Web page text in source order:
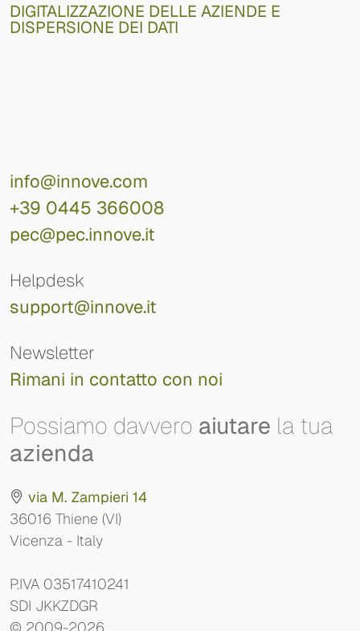
DIGITALIZZAZIONE DELLE AZIENDE E
DISPERSIONE DEI DATI
info@innove.com
+39 0445 366008
pec@pec.innove.it
Helpdesk
support@innove.it
Newsletter
Rimani in contatto con noi
Possiamo davvero aiutare la tua
azienda
via M. Zampieri 14
36016 Thiene (VI)
Vicenza - Italy
P.IVA 03517410241
SDI JKKZDGR
© 2009-2026